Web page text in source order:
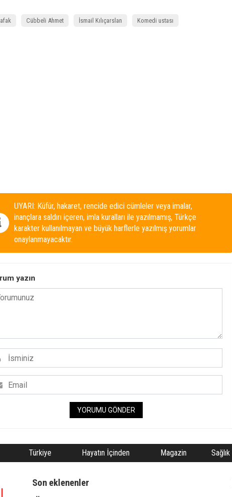
Cübbeli Ahmet İsmail Kılıçarslan Komedi ustası
UYARI: Küfür, hakaret, rencide edici cümleler veya imalar,
inançlara saldırı içeren, imla kuralları ile yazılmamış, Türkçe
karakter kullanılmayan ve büyük harflerle yazılmış yorumlar
onaylanmayacaktır.
yazın
YORUMU GÖNDER
Türkiye Hayatın İçinden Magazin Sağlık
Son eklenenler